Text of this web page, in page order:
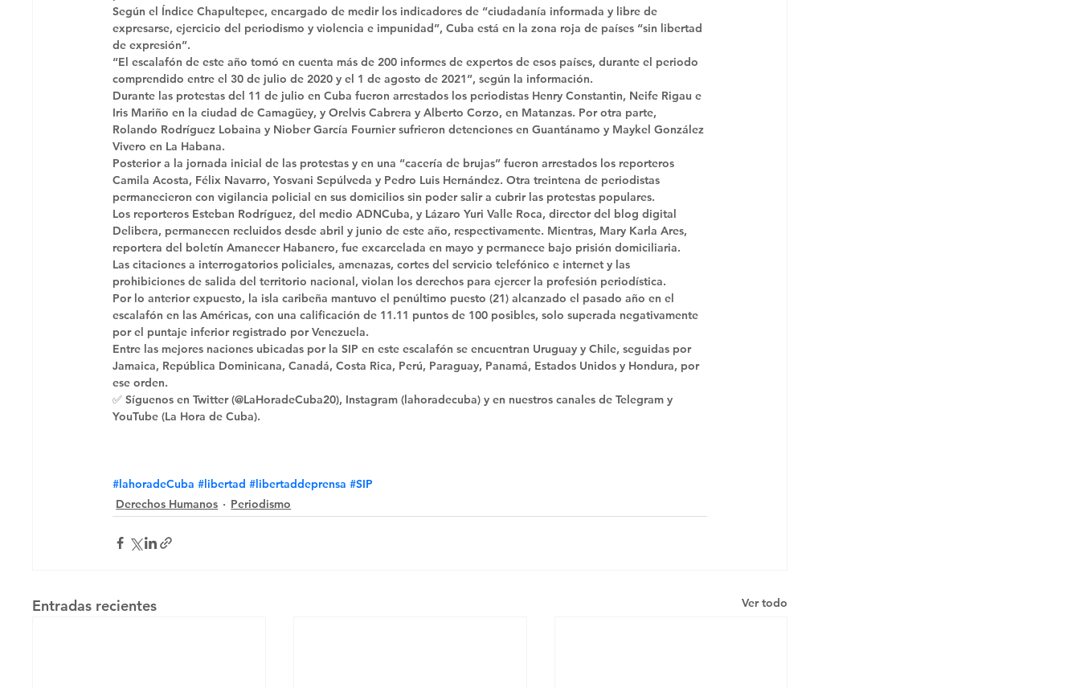
Según el Índice Chapultepec, encargado de medir los indicadores de “ciudadanía informada y libre de
expresarse, ejercicio del periodismo y violencia e impunidad”, Cuba está en la zona roja de países “sin libertad
de expresión”.
“El escalafón de este año tomó en cuenta más de 200 informes de expertos de esos países, durante el periodo
comprendido entre el 30 de julio de 2020 y el 1 de agosto de 2021”, según la información.
Durante las protestas del 11 de julio en Cuba fueron arrestados los periodistas Henry Constantin, Neife Rigau e
Iris Mariño en la ciudad de Camagüey, y Orelvis Cabrera y Alberto Corzo, en Matanzas. Por otra parte,
Rolando Rodríguez Lobaina y Niober García Fournier sufrieron detenciones en Guantánamo y Maykel González
Vivero en La Habana.
Posterior a la jornada inicial de las protestas y en una “cacería de brujas” fueron arrestados los reporteros
Camila Acosta, Félix Navarro, Yosvani Sepúlveda y Pedro Luis Hernández. Otra treintena de periodistas
permanecieron con vigilancia policial en sus domicilios sin poder salir a cubrir las protestas populares.
Los reporteros Esteban Rodríguez, del medio ADNCuba, y Lázaro Yuri Valle Roca, director del blog digital
Delibera, permanecen recluidos desde abril y junio de este año, respectivamente. Mientras, Mary Karla Ares,
reportera del boletín Amanecer Habanero, fue excarcelada en mayo y permanece bajo prisión domiciliaria.
Las citaciones a interrogatorios policiales, amenazas, cortes del servicio telefónico e internet y las
prohibiciones de salida del territorio nacional, violan los derechos para ejercer la profesión periodística.
Por lo anterior expuesto, la isla caribeña mantuvo el penúltimo puesto (21) alcanzado el pasado año en el
escalafón en las Américas, con una calificación de 11.11 puntos de 100 posibles, solo superada negativamente
por el puntaje inferior registrado por Venezuela.
Entre las mejores naciones ubicadas por la SIP en este escalafón se encuentran Uruguay y Chile, seguidas por
Jamaica, República Dominicana, Canadá, Costa Rica, Perú, Paraguay, Panamá, Estados Unidos y Hondura, por
ese orden.
✅ Síguenos en Twitter (@LaHoradeCuba20), Instagram (lahoradecuba) y en nuestros canales de Telegram y
YouTube (La Hora de Cuba).
#lahoradeCuba #libertad #libertaddeprensa #SIP
Derechos Humanos
Periodismo
Entradas recientes Ver todo